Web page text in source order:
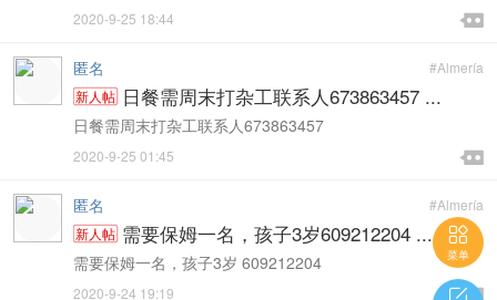

2020-9-25 18:44 
#Almería
匿名
新人帖 日餐需周末打杂工联系人673863457 ...
日餐需周末打杂工联系人673863457

2020-9-25 01:45 
#Almería
匿名
新人帖 需要保姆一名，孩子3岁609212204 ...
需要保姆一名，孩子3岁 609212204
2020-9-24 19:19 

菜单